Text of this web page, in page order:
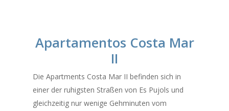
Apartamentos Costa Mar
II
Die Apartments Costa Mar II befinden sich in
einer der ruhigsten Straßen von Es Pujols und
gleichzeitig nur wenige Gehminuten vom